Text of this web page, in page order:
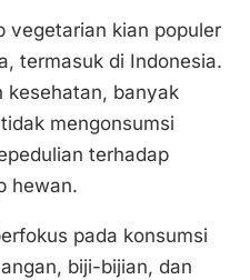
A
ar
e
vegetarian kian populer
termasuk di Indonesia.
kesehatan, banyak
mengonsumsi
terhadap
hewan.
pada konsumsi
biji-bijian, dan